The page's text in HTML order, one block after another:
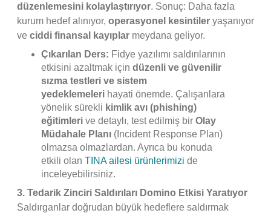
düzenlemesini kolaylaştırıyor. Sonuç: Daha fazla
kurum hedef alınıyor, operasyonel kesintiler yaşanıyor
ve ciddi finansal kayıplar meydana geliyor.
Çıkarılan Ders: Fidye yazılımı saldırılarının
etkisini azaltmak için düzenli ve güvenilir
sızma testleri ve sistem
yedeklemeleri hayati önemde. Çalışanlara
yönelik sürekli kimlik avı (phishing)
eğitimleri ve detaylı, test edilmiş bir Olay
Müdahale Planı (Incident Response Plan)
olmazsa olmazlardan. Ayrıca bu konuda
etkili olan TINA ailesi ürünlerimizi de
inceleyebilirsiniz.
3. Tedarik Zinciri Saldırıları Domino Etkisi Yaratıyor
Saldırganlar doğrudan büyük hedeflere saldırmak